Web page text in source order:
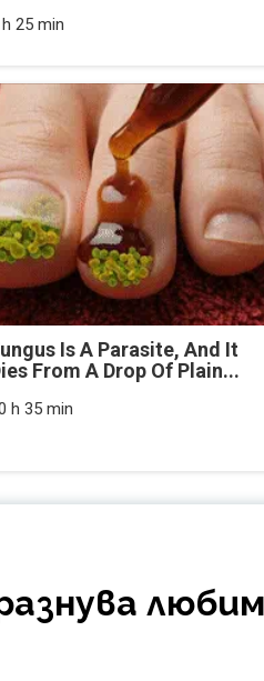
25 min
Is A Parasite, And It
From A Drop Of Plain...
h 35 min